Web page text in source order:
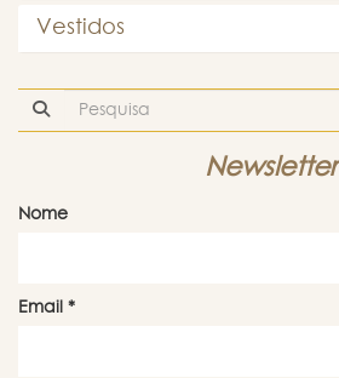
Vestidos
Newsletter
Nome
Email *